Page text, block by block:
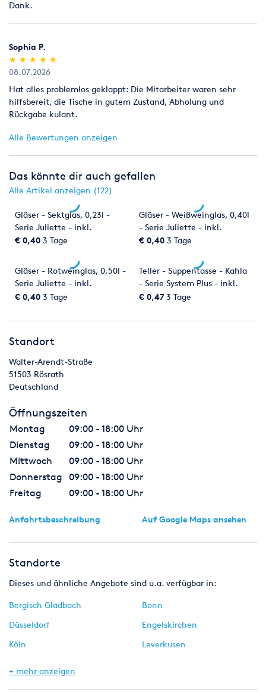
zum Großevent mit Live Bühne und Trailer Stage.
Limousinenservice
Limousine. Wir fahren mit Ihnen fast überall hin.
ShowactsSie suchen einen Clown, Zauberer,
Mottoveranstaltung? Wir haben da etwas für Sie
lässt sich überall eine einzigartige Atmosphäre schaffen. Und
mit unseren Partyzelten ist auch für den kleineren Geldbeutel
Dank.
Sophia P.
(*)
★
★
(*) ★
★
(*) ★
★
(*) ★
★
(*) ★
★
08.07.2026
Hat alles problemlos geklappt: Die Mitarbeiter waren sehr
hilfsbereit, die Tische in gutem Zustand, Abholung und
Rückgabe kulant.
Alle Bewertungen anzeigen
Das könnte dir auch gefallen
Alle Artikel anzeigen (122)
Gläser - Sektglas, 0,23l -
Serie Juliette - inkl.
Reinigung
€ 0,40 3 Tage
Gläser - Weißweinglas, 0,40l
- Serie Juliette - inkl.
Reinigung
€ 0,40 3 Tage
Gläser - Rotweinglas, 0,50l -
Serie Juliette - inkl.
Reinigung
€ 0,40 3 Tage
Teller - Suppentasse - Kahla
- Serie System Plus - inkl.
Reinigung
€ 0,47 3 Tage
Standort
Walter-Arendt-Straße
51503 Rösrath
Deutschland
Öffnungszeiten
Montag
09:00 - 18:00 Uhr
Dienstag
09:00 - 18:00 Uhr
Mittwoch
09:00 - 18:00 Uhr
Donnerstag
09:00 - 18:00 Uhr
Freitag
09:00 - 18:00 Uhr
Anfahrtsbeschreibung Auf Google Maps ansehen
Standorte
Dieses und ähnliche Angebote sind u.a. verfügbar in:
Bergisch Gladbach
Bonn
Düsseldorf
Engelskirchen
Köln
Leverkusen
+ mehr anzeigen